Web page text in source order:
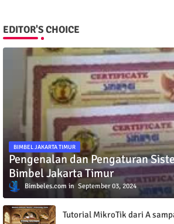
EDITOR'S CHOICE
BIMBEL JAKARTA TIMUR
Pengenalan dan Pengaturan
Bimbel Jakarta Timur
Bimbeles.com